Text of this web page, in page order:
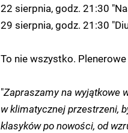
22 sierpnia, godz. 21:30
29 sierpnia, godz. 21:30
To nie wszystko.
"Zapraszamy na wyjątkowe
w klimatycznej przestrzeni,
klasyków po nowości, od